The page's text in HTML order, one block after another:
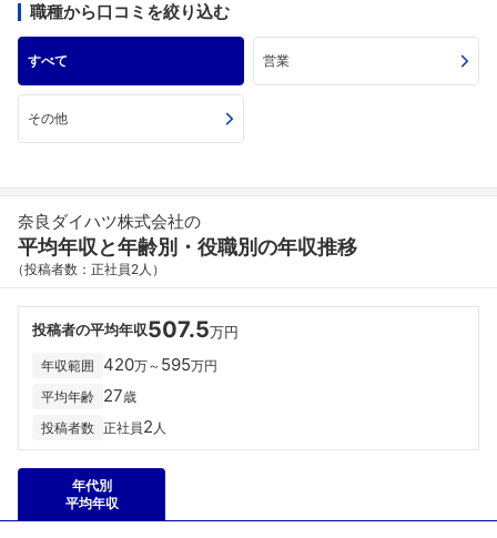
職種から口コミを絞り込む
すべて 営業
その他
奈良ダイハツ株式会社の
平均年収と年齢別・役職別の年収推移
（投稿者数：正社員2人）
投稿者の平均年収507.5万円
年収範囲 420万～ 595万円
平均年齢 27歳
投稿者数 正社員2 人
年代別
平均年収